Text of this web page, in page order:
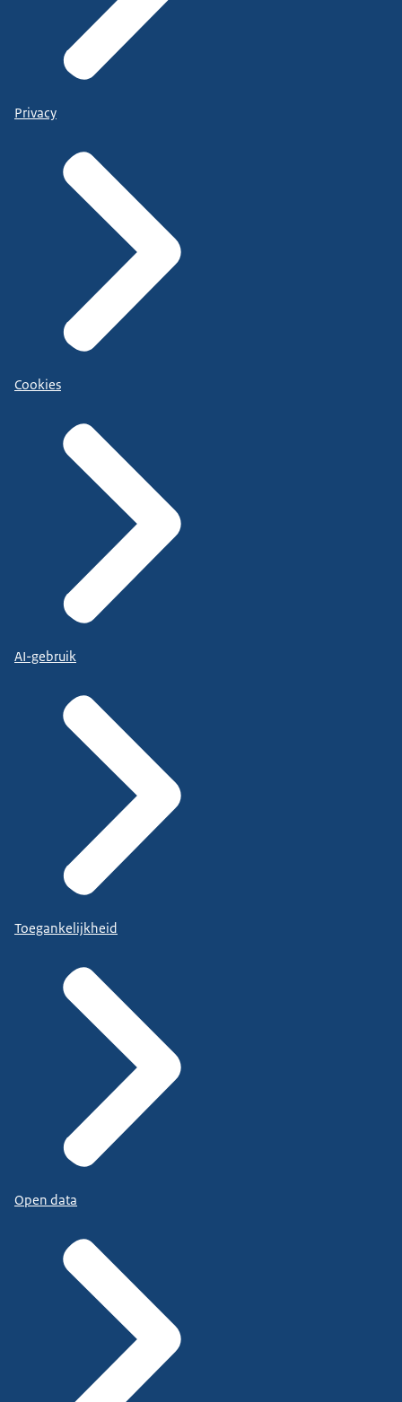
Privacy
Cookies
AI-gebruik
Toegankelijkheid
Open data